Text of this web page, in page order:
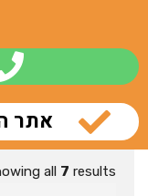
אתר
all 7 results